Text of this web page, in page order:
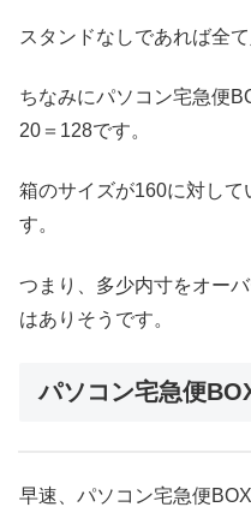
スタンドなしであれば全て
ちなみにパソコン宅急便
20＝128です。
箱のサイズが160に対して
す。
つまり、多少内寸をオー
はありそうです。
パソコン宅急便
早速、パソコン宅急便